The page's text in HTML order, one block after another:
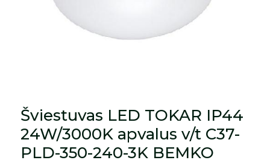
Šviestuvas LED TOKAR IP44
24W/3000K apvalus v/t C37-
PLD-350-240-3K BEMKO